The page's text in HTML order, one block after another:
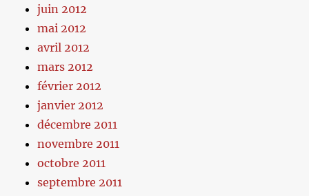
juin 2012
mai 2012
avril 2012
mars 2012
février 2012
janvier 2012
décembre 2011
novembre 2011
octobre 2011
septembre 2011